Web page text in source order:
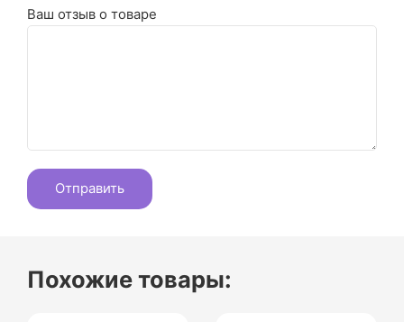
Ваш отзыв о товаре
Похожие товары: